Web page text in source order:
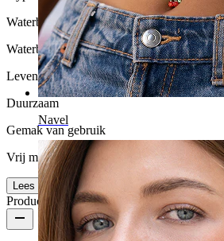
Navel
Waterbestendigheid
Waterbestendig
Levensduur
Duurzaam
Gemak van gebruik
Vrij makkelijk
Lees meer
Productdetails